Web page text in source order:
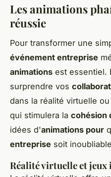
Les animations
réussie
Pour transformer une
événement entreprise
animations est essentiel.
surprendre vos
dans la réalité virtuelle
qui stimulera la cohésion
idées d'animations pour
entreprise soit
Réalité virtuelle et jeux